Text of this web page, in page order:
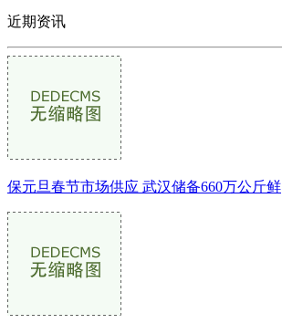
近期资讯
保元旦春节市场供应 武汉储备660万公斤鲜